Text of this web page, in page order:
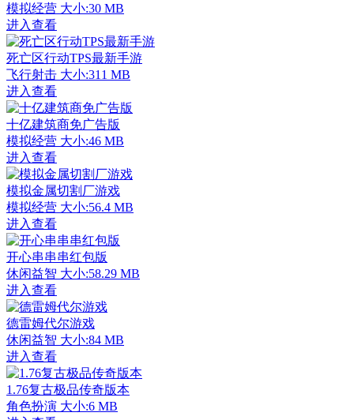
模拟经营 大小:30 MB
进入查看
死亡区行动TPS最新手游
飞行射击 大小:311 MB
进入查看
十亿建筑商免广告版
模拟经营 大小:46 MB
进入查看
模拟金属切割厂游戏
模拟经营 大小:56.4 MB
进入查看
开心串串串红包版
休闲益智 大小:58.29 MB
进入查看
德雷姆代尔游戏
休闲益智 大小:84 MB
进入查看
1.76复古极品传奇版本
角色扮演 大小:6 MB